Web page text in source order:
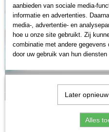
zaak is verkocht; in dat geval
aanbieden van sociale media-
informatie en advertenties.
media-, advertentie- en
hoe u onze site gebruikt. Zij
combinatie met andere
door uw gebruik van hun
Later
Alles